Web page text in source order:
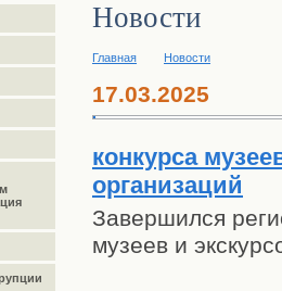
Новости
Главная Новости
17.03.2025
конкурса
организаций
Завершился
музеев и